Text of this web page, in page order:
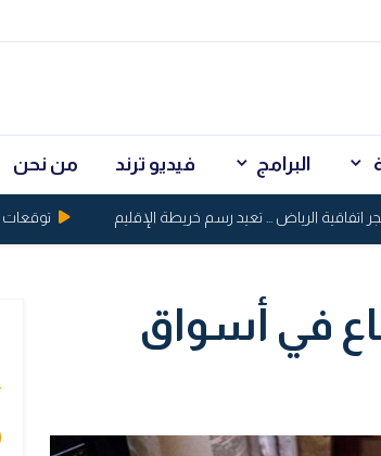
البرامج فيديو ترند من نحن
الرياض ... تعيد رسم خريطة الإقليم توقعات بكسر الذهب
في أسواق